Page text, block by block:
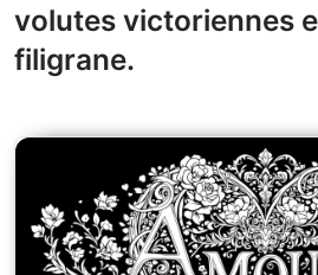
volutes victoriennes
filigrane.